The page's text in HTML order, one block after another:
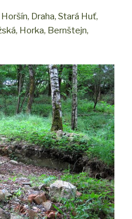
Draha, Stará Huť,
Horka, Bernštejn,